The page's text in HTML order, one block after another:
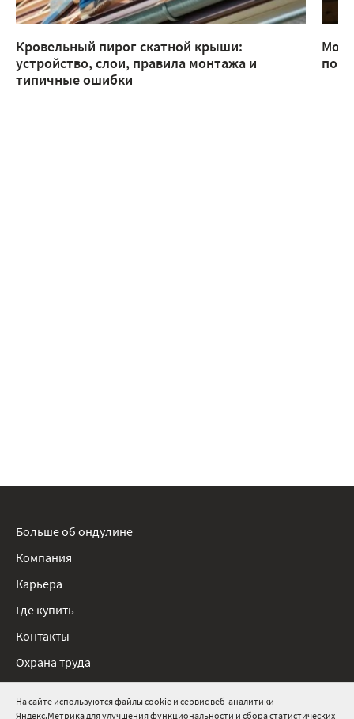
На сайте используются файлы cookie и сервис веб-аналитики
Яндекс.Метрика для улучшения функциональности и сбора статистических
Кровельный пирог скатной крыши:
устройство, слои, правила монтажа и
типичные ошибки
Больше об ондулине
Компания
Карьера
Где купить
Контакты
Охрана труда